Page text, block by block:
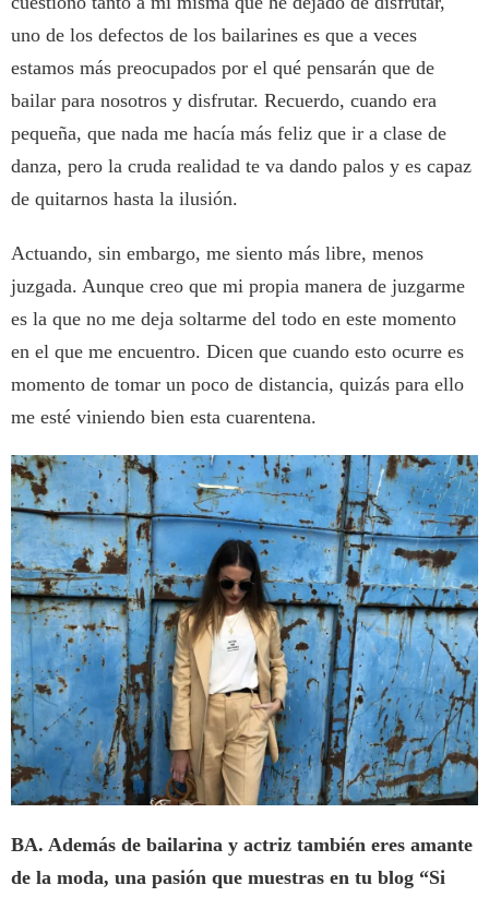
uno de los defectos de los bailarines es que a veces
estamos más preocupados por el qué pensarán que de
bailar para nosotros y disfrutar. Recuerdo, cuando era
pequeña, que nada me hacía más feliz que ir a clase de
danza, pero la cruda realidad te va dando palos y es capaz
de quitarnos hasta la ilusión.
Actuando, sin embargo, me siento más libre, menos
juzgada. Aunque creo que mi propia manera de juzgarme
es la que no me deja soltarme del todo en este momento
en el que me encuentro. Dicen que cuando esto ocurre es
momento de tomar un poco de distancia, quizás para ello
me esté viniendo bien esta cuarentena.
BA. Además de bailarina y actriz también eres amante
de la moda, una pasión que muestras en tu blog “Si